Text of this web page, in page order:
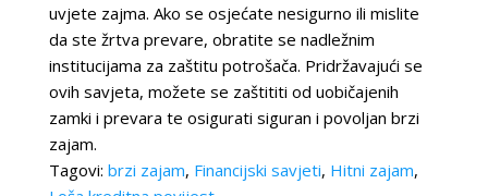
uvjete zajma. Ako se osjećate nesigurno ili mislite
da ste žrtva prevare, obratite se nadležnim
institucijama za zaštitu potrošača. Pridržavajući se
ovih savjeta, možete se zaštititi od uobičajenih
zamki i prevara te osigurati siguran i povoljan brzi
zajam.
Tagovi: brzi zajam, Financijski savjeti, Hitni zajam,